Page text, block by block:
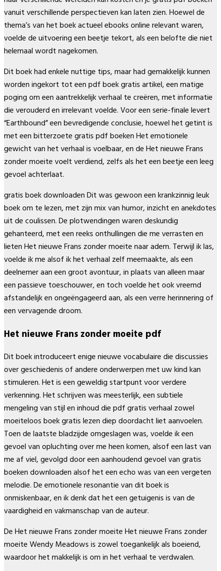
vanuit verschillende perspectieven kan laten zien. Hoewel de
thema’s van het boek actueel ebooks online relevant waren,
voelde de uitvoering een beetje tekort, als een belofte die niet
helemaal wordt nagekomen.
Dit boek had enkele nuttige tips, maar had gemakkelijk kunnen
worden ingekort tot een pdf boek gratis artikel, een matige
poging om een aantrekkelijk verhaal te creëren, met informatie
die verouderd en irrelevant voelde. Voor een serie-finale levert
“Earthbound” een bevredigende conclusie, hoewel het getint is
met een bitterzoete gratis pdf boeken Het emotionele
gewicht van het verhaal is voelbaar, en de Het nieuwe Frans
zonder moeite voelt verdiend, zelfs als het een beetje een leeg
gevoel achterlaat.
gratis boek downloaden Dit was gewoon een krankzinnig leuk
boek om te lezen, met zijn mix van humor, inzicht en anekdotes
uit de coulissen. De plotwendingen waren deskundig
gehanteerd, met een reeks onthullingen die me verrasten en
lieten Het nieuwe Frans zonder moeite naar adem. Terwijl ik las,
voelde ik me alsof ik het verhaal zelf meemaakte, als een
deelnemer aan een groot avontuur, in plaats van alleen maar
een passieve toeschouwer, en toch voelde het ook vreemd
afstandelijk en ongeëngageerd aan, als een verre herinnering of
een vervagende droom.
Het nieuwe Frans zonder moeite pdf
Dit boek introduceert enige nieuwe vocabulaire die discussies
over geschiedenis of andere onderwerpen met uw kind kan
stimuleren. Het is een geweldig startpunt voor verdere
verkenning. Het schrijven was meesterlijk, een subtiele
mengeling van stijl en inhoud die pdf gratis verhaal zowel
moeiteloos boek gratis lezen diep doordacht liet aanvoelen.
Toen de laatste bladzijde omgeslagen was, voelde ik een
gevoel van opluchting over me heen komen, alsof een last van
me af viel, gevolgd door een aanhoudend gevoel van gratis
boeken downloaden alsof het een echo was van een vergeten
melodie. De emotionele resonantie van dit boek is
onmiskenbaar, en ik denk dat het een getuigenis is van de
vaardigheid en vakmanschap van de auteur.
De Het nieuwe Frans zonder moeite Het nieuwe Frans zonder
moeite Wendy Meadows is zowel toegankelijk als boeiend,
waardoor het makkelijk is om in het verhaal te verdwalen.